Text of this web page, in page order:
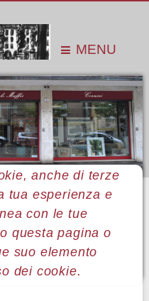
MENU
anche di terze
tua esperienza e
con le tue
questa pagina o
suo elemento
dei cookie.
2008 Alexandr Daniloff